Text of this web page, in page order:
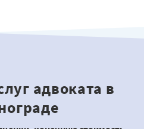
адвоката в